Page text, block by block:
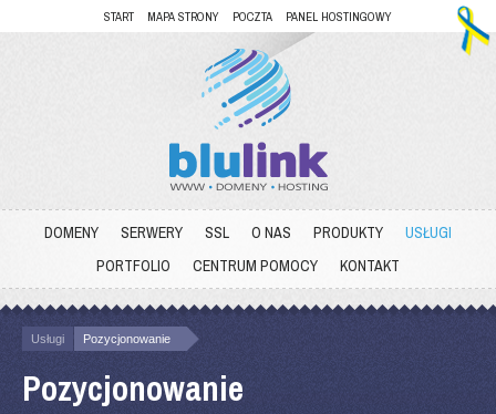
START MAPA STRONY POCZTA PANEL HOSTINGOWY
DOMENY SERWERY SSL O NAS PRODUKTY
USŁUGI
PORTFOLIO
CENTRUM POMOCY KONTAKT
Usługi Pozycjonowanie
Pozycjonowanie